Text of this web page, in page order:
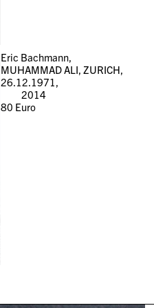
Eric Bachmann,
MUHAMMAD ALI, ZURICH,
26.12.1971,
2014
80 Euro